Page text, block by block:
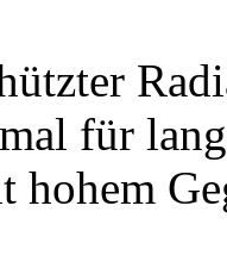
für
hohem